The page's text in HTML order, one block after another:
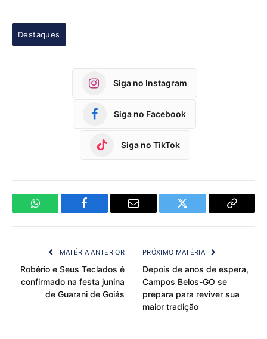
Destaques
Siga no Instagram
Siga no Facebook
Siga no TikTok
WhatsApp Facebook Email Twitter
Copy
MATÉRIA ANTERIOR
Robério e Seus Teclados é
confirmado na festa junina
de Guarani de Goiás
PRÓXIMO MATÉRIA
Depois de anos de espera,
Campos Belos-GO se
prepara para reviver sua
maior tradição